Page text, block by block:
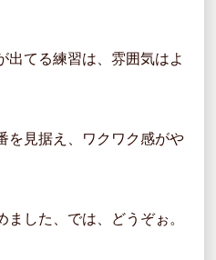
出てる練習は、雰囲気はよ
を見据え、ワクワク感がや
した、では、どうぞぉ。